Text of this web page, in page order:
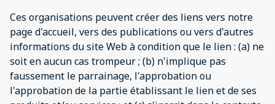
Ces organisations peuvent créer des liens vers notre
page d'accueil, vers des publications ou vers d'autres
informations du site Web à condition que le lien : (a) ne
soit en aucun cas trompeur ; (b) n'implique pas
faussement le parrainage, l'approbation ou
l'approbation de la partie établissant le lien et de ses